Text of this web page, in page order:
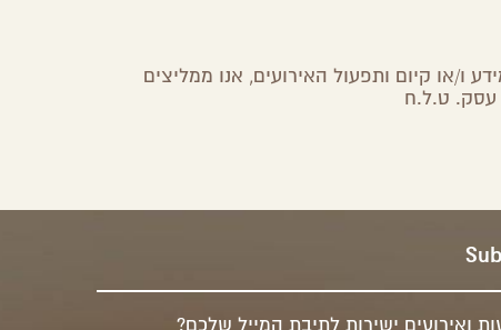
ו/או קיום ותפעול האירועים, אנו ממליצים
עסק. ט.ל.ח
ואירועים ישירות לתיבת המייל שלכם?